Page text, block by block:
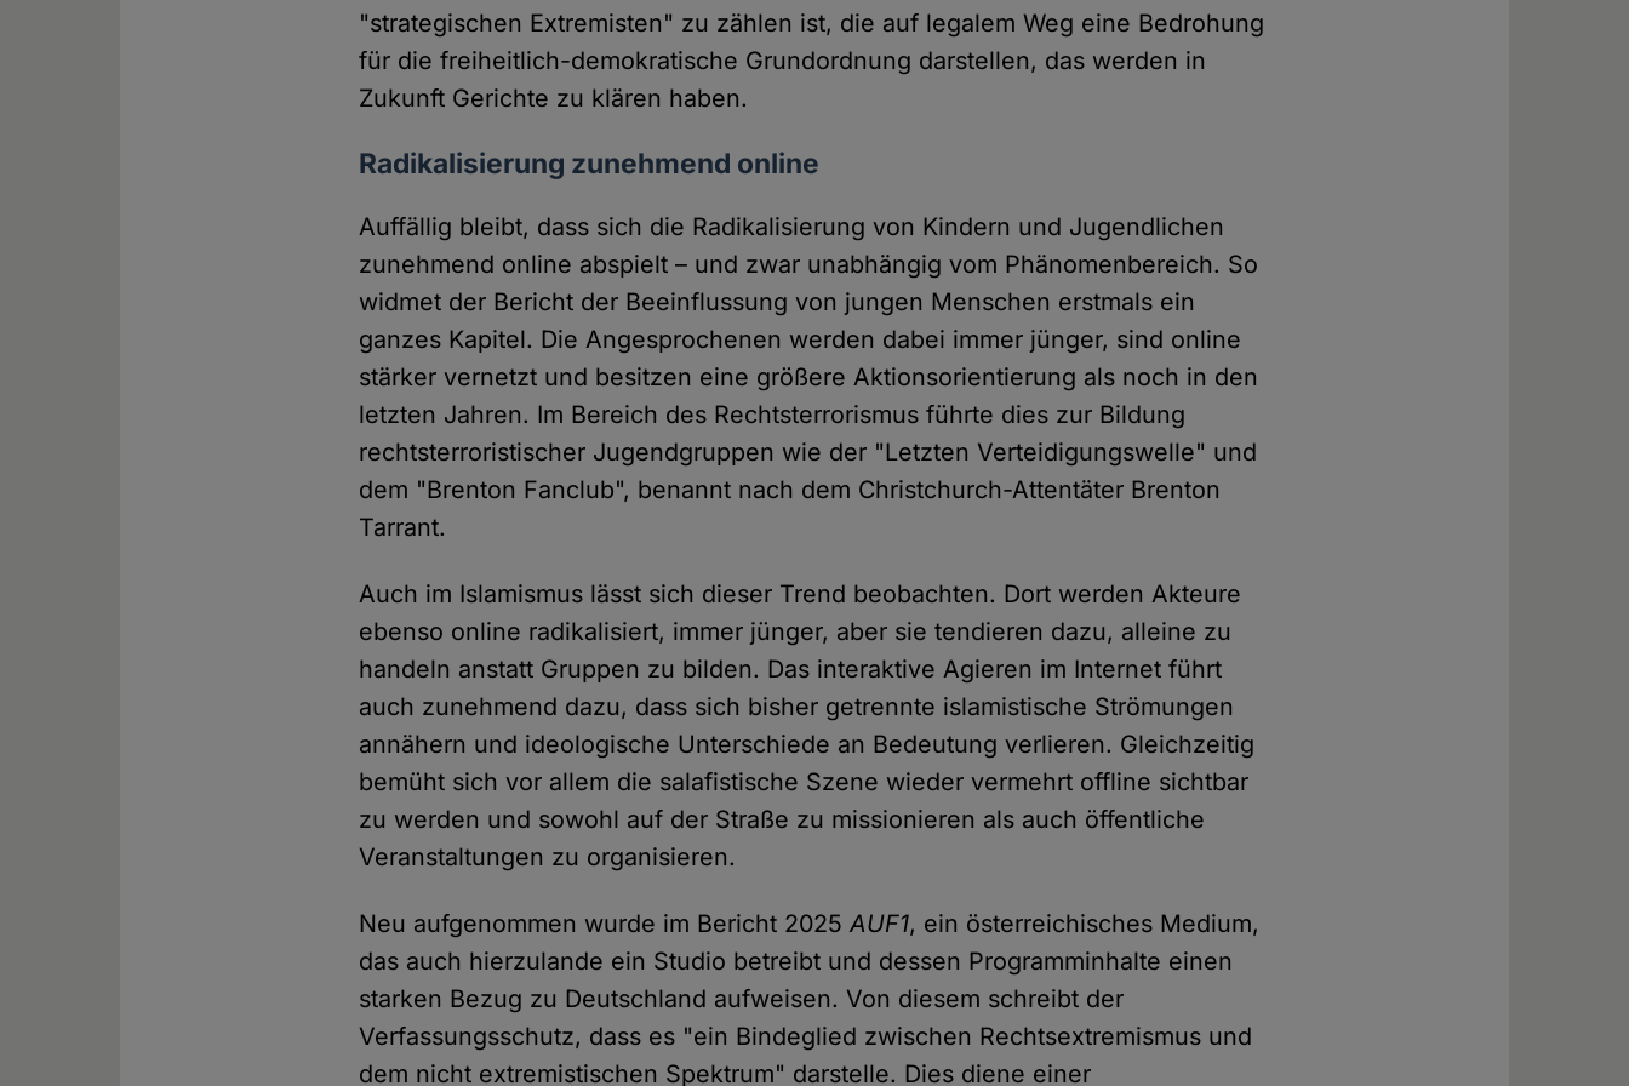
"strategischen Extremisten" zu zählen ist, die auf legalem Weg eine Bedrohung
für die freiheitlich-demokratische Grundordnung darstellen, das werden in
Zukunft Gerichte zu klären haben.
Radikalisierung zunehmend online
Auffällig bleibt, dass sich die Radikalisierung von Kindern und Jugendlichen
zunehmend online abspielt – und zwar unabhängig vom Phänomenbereich. So
widmet der Bericht der Beeinflussung von jungen Menschen erstmals ein
ganzes Kapitel. Die Angesprochenen werden dabei immer jünger, sind online
stärker vernetzt und besitzen eine größere Aktionsorientierung als noch in den
letzten Jahren. Im Bereich des Rechtsterrorismus führte dies zur Bildung
rechtsterroristischer Jugendgruppen wie der "Letzten Verteidigungswelle" und
dem "Brenton Fanclub", benannt nach dem Christchurch-Attentäter Brenton
Tarrant.
Auch im Islamismus lässt sich dieser Trend beobachten. Dort werden Akteure
ebenso online radikalisiert, immer jünger, aber sie tendieren dazu, alleine zu
handeln anstatt Gruppen zu bilden. Das interaktive Agieren im Internet führt
auch zunehmend dazu, dass sich bisher getrennte islamistische Strömungen
annähern und ideologische Unterschiede an Bedeutung verlieren. Gleichzeitig
bemüht sich vor allem die salafistische Szene wieder vermehrt offline sichtbar
zu werden und sowohl auf der Straße zu missionieren als auch öffentliche
Veranstaltungen zu organisieren.
Neu aufgenommen wurde im Bericht 2025AUF1, ein österreichisches Medium,
das auch hierzulande ein Studio betreibt und dessen Programminhalte einen
starken Bezug zu Deutschland aufweisen. Von diesem schreibt der
Verfassungsschutz, dass es "ein Bindeglied zwischen Rechtsextremismus und
dem nicht extremistischen Spektrum" darstelle. Dies diene einer